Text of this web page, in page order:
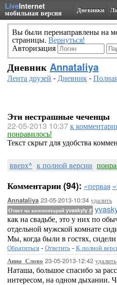
LiveInternet
мобильная версия Дневники
Вы были перенаправлены на
страницы. Вернуться!
Авторизация
Дневник Annataliya
Лента друзей -Дневник-
Эти нестрашные чеченцы
22-05-2013 10:37к
понравилось!
Текст скрыт для удобства
вверх^ к полной версии
Комментарии (94): «первая
Annataliya 23-05-2013-10:34 удалить
Ответ на комментарий yvaskyly #
как на свадьбе, это у них по
отдельной мужской комнате
Мы, когда были в гостях, сидели
Обратиться - Ответить - К полной
Анна_Слово 23-05-2013-12:42 удалить
Наташа, большое спасибо за
интересом, на одном дыхании.